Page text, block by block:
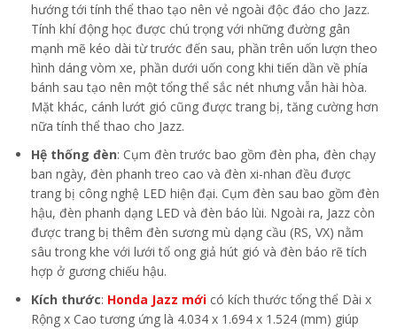
hướng tới tính thể thao tạo nên vẻ ngoài độc đáo cho Jazz.
Tính khí động học được chú trọng với những đường gân
mạnh mẽ kéo dài từ trước đến sau, phần trên uốn lượn theo
hình dáng vòm xe, phần dưới uốn cong khi tiến dần về phía
bánh sau tạo nên một tổng thể sắc nét nhưng vẫn hài hòa.
Mặt khác, cánh lướt gió cũng được trang bị, tăng cường hơn
nữa tính thể thao cho Jazz.
Hệ thống đèn: Cụm đèn trước bao gồm đèn pha, đèn chạy
ban ngày, đèn phanh treo cao và đèn xi-nhan đều được
trang bị công nghệ LED hiện đại. Cụm đèn sau bao gồm đèn
hậu, đèn phanh dạng LED và đèn báo lùi. Ngoài ra, Jazz còn
được trang bị thêm đèn sương mù dạng cầu (RS, VX) nằm
sâu trong khe với lưới tổ ong giả hút gió và đèn báo rẽ tích
hợp ở gương chiếu hậu.
Kích thước: Honda Jazz mới có kích thước tổng thể Dài x
Rộng x Cao tương ứng là 4.034 x 1.694 x 1.524 (mm) giúp